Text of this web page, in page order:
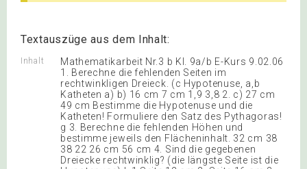
Textauszüge aus dem Inhalt:
Inhalt
Mathematikarbeit Nr.3 b Kl. 9a/b E-Kurs 9.02.06
1. Berechne die fehlenden Seiten im
rechtwinkligen Dreieck. (c Hypotenuse, a,b
Katheten a) b) 16 cm 7 cm 1,9 3,8 2. c) 27 cm
49 cm Bestimme die Hypotenuse und die
Katheten! Formuliere den Satz des Pythagoras!
g 3. Berechne die fehlenden Höhen und
bestimme jeweils den Flächeninhalt. 32 cm 38
38 22 26 cm 56 cm 4. Sind die gegebenen
Dreiecke rechtwinklig? (die längste Seite ist die